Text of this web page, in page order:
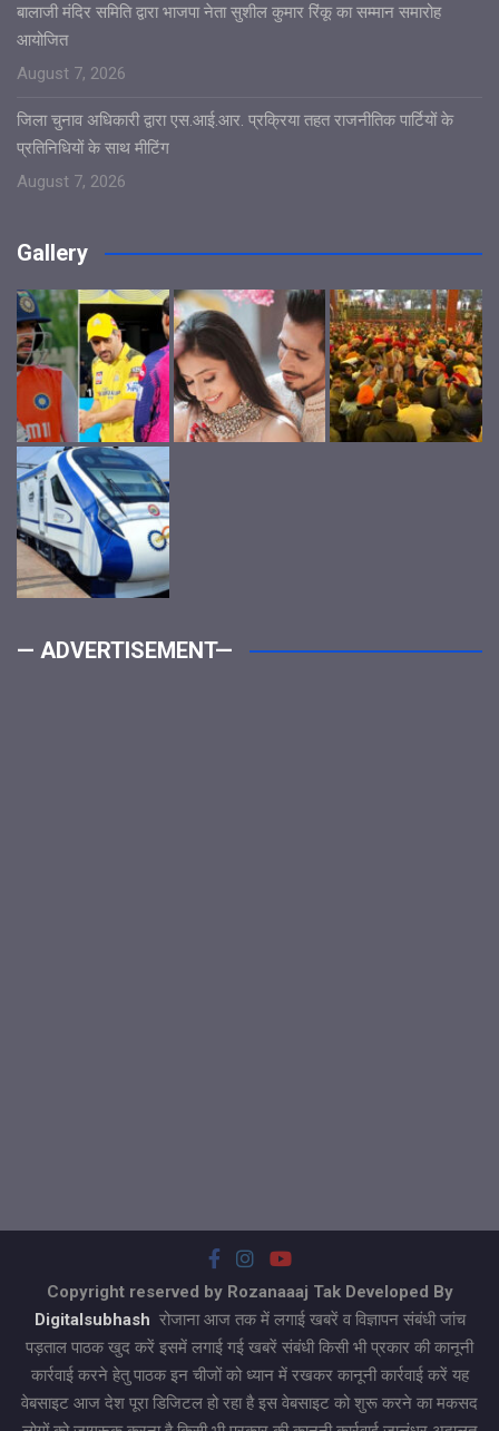
बालाजी मंदिर समिति द्वारा भाजपा नेता सुशील कुमार रिंकू का सम्मान समारोह
आयोजित
August 7, 2026
जिला चुनाव अधिकारी द्वारा एस.आई.आर. प्रक्रिया तहत राजनीतिक पार्टियों के
प्रतिनिधियों के साथ मीटिंग
August 7, 2026
Gallery
— ADVERTISEMENT—
Copyright reserved by Rozanaaaj Tak Developed By
Digitalsubhash रोजाना आज तक में लगाई खबरें व विज्ञापन संबंधी जांच
पड़ताल पाठक खुद करें इसमें लगाई गई खबरें संबंधी किसी भी प्रकार की कानूनी
कार्रवाई करने हेतु पाठक इन चीजों को ध्यान में रखकर कानूनी कार्रवाई करें यह
वेबसाइट आज देश पूरा डिजिटल हो रहा है इस वेबसाइट को शुरू करने का मकसद